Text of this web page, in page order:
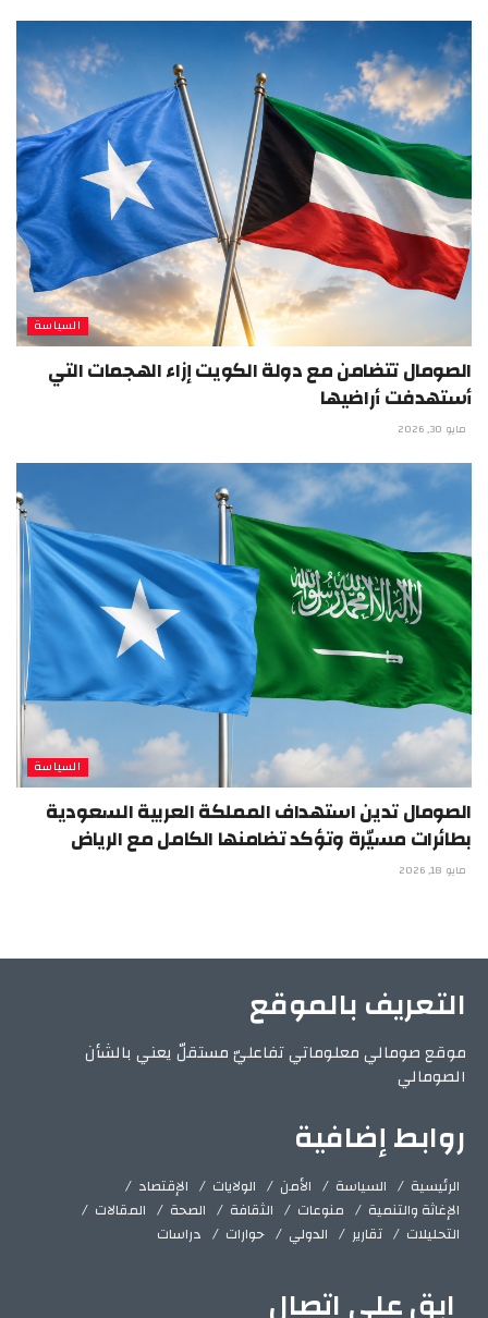
السياسة
الصومال تتضامن مع دولة الكويت إزاء الهجمات التي
أستهدفت أراضيها
مايو 30, 2026
السياسة
الصومال تدين استهداف المملكة العربية السعودية
بطائرات مسيّرة وتؤكد تضامنها الكامل مع الرياض
مايو 18, 2026
التعريف بالموقع
موقع صومالي معلوماتي تفاعليّ مستقلّ يعني بالشأن
الصومالي
روابط إضافية
الرئيسية السياسة الأمن الولايات
الإقتصاد
الإغاثة والتنمية
منوعات الثقافة الصحة
المقالات
التحليلات
تقارير الدولي حوارات دراسات
ابق على اتصال